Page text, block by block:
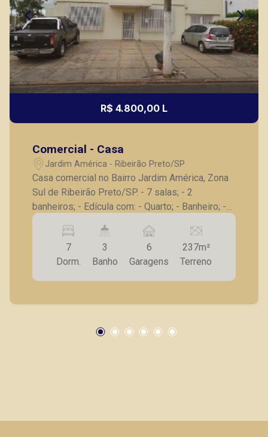
R$ 4.800,00 L
Comercial - Casa
Jardim América - Ribeirão Preto/SP
Casa comercial no Bairro Jardim América, Zona
Sul de Ribeirão Preto/SP. - 7 salas; - 2
banheiros; - Edícula com: - Quarto; - Banheiro; -
Piso frio; - 6 vagas de garagem. A Piramid tem
como objetivo atender seus clientes com
agilidade e segurança, em locação, vendas de
imóveis prontos, usados ou mesmo nos
principais lançamentos da cidade de Ribeirão
7
Dorm.
3
Banho
6
Garagens
237m²
Terreno